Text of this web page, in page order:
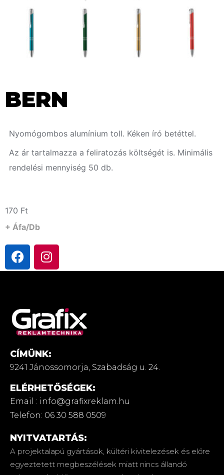
BERN
Nyomógombos alumínium toll. Kéken író betéttel.
Az ár tartalmazza a feliratozás költségét is. Minimális
rendelési mennyiség 50 db.
170 Ft
+ Áfa/db
CÍMÜNK:
9241 Jánossomorja, Szabadság u. 24.
ELÉRHETŐSÉGEK:
Email : info@grafixreklam.hu
Telefon: 06 30 588 0509
NYITVATARTÁS:
A projektalapú gyártások, kültéri kivitelezések és előre
egyeztetett megbeszélések miatt nincs állandó